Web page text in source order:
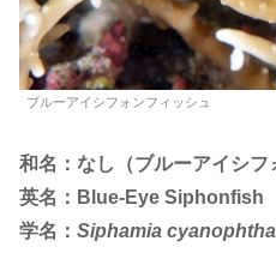
ブルーアイシフォンフィッシュ
和名：なし（ブルーアイシフ
英名：Blue-Eye Siphonfish
学名： Siphamia